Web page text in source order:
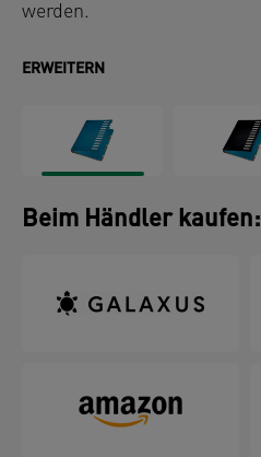
werden.
ERWEITERN
Beim Händler kaufen: